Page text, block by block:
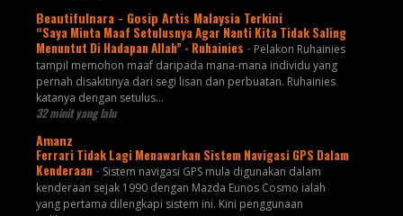
Beautifulnara - Gosip Artis Malaysia Terkini
“Saya Minta Maaf Setulusnya Agar Nanti Kita Tidak Saling
Menuntut Di Hadapan Allah” - Ruhainies - Pelakon Ruhainies
tampil memohon maaf daripada mana-mana individu yang
pernah disakitinya dari segi lisan dan perbuatan. Ruhainies
katanya dengan setulus...
32 minit yang lalu
Amanz
Ferrari Tidak Lagi Menawarkan Sistem Navigasi GPS Dalam
Kenderaan - Sistem navigasi GPS mula digunakan dalam
kenderaan sejak 1990 dengan Mazda Eunos Cosmo ialah
yang pertama dilengkapi sistem ini. Kini penggunaan